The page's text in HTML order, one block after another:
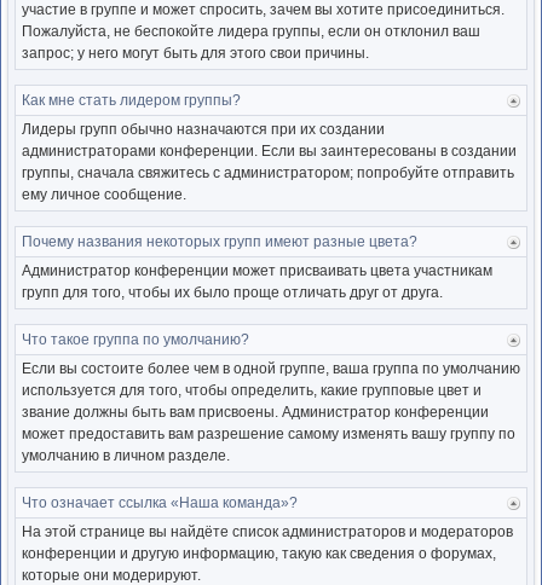
участие в группе и может спросить, зачем вы хотите присоединиться.
Пожалуйста, не беспокойте лидера группы, если он отклонил ваш
запрос; у него могут быть для этого свои причины.
Как мне стать лидером группы?
Лидеры групп обычно назначаются при их создании
администраторами конференции. Если вы заинтересованы в создании
группы, сначала свяжитесь с администратором; попробуйте отправить
ему личное сообщение.
Почему названия некоторых групп имеют разные цвета?
Администратор конференции может присваивать цвета участникам
групп для того, чтобы их было проще отличать друг от друга.
к
Что такое группа по умолчанию?
Если вы состоите более чем в одной группе, ваша группа по умолчанию
используется для того, чтобы определить, какие групповые цвет и
звание должны быть вам присвоены. Администратор конференции
может предоставить вам разрешение самому изменять вашу группу по
умолчанию в личном разделе.
к
Что означает ссылка «Наша команда»?
На этой странице вы найдёте список администраторов и модераторов
конференции и другую информацию, такую как сведения о форумах,
которые они модерируют.